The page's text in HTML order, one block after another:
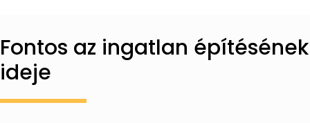
Fontos az ingatlan építésének
ideje